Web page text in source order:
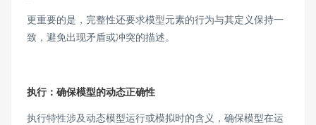
更重要的是，完整性还要求模型元素的行为与其定义保持一
致，避免出现矛盾或冲突的描述。
执行：确保模型的动态正确性
执行特性涉及动态模型运行或模拟时的含义，确保模型在运